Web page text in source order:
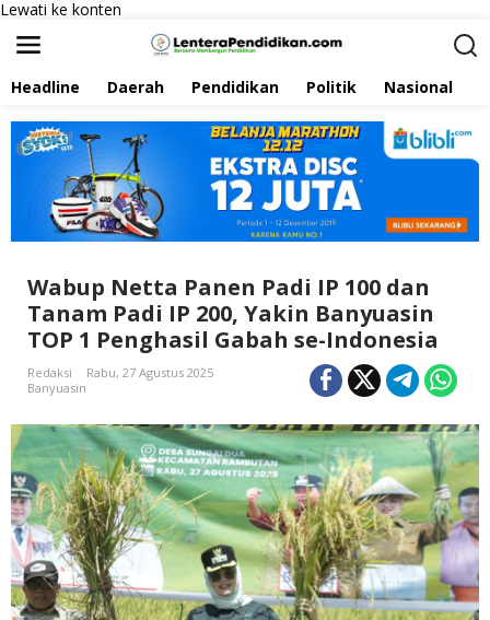
Lewati ke konten
Headline Daerah Pendidikan Politik Nasional
Wabup Netta Panen Padi IP 100 dan
Tanam Padi IP 200, Yakin Banyuasin
TOP 1 Penghasil Gabah se-Indonesia
Redaksi
Rabu, 27 Agustus 2025
Banyuasin